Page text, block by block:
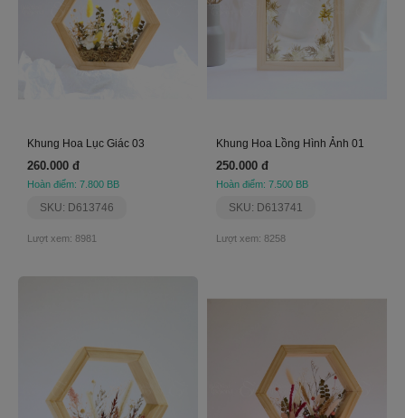
Khung Hoa Lục Giác 03
260.000 đ
Hoàn điểm: 7.800 BB
SKU: D613746
Lượt xem: 8981
Khung Hoa Lồng Hình Ảnh 01
250.000 đ
Hoàn điểm: 7.500 BB
SKU: D613741
Lượt xem: 8258